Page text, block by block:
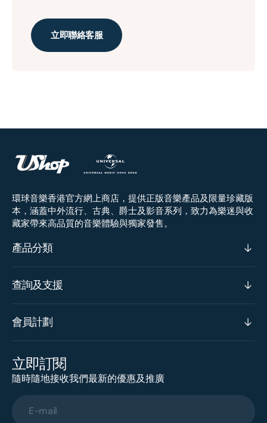
立即聯絡客服
環球音樂香港官方網上商店，提供正版音樂產品及限量珍藏版
本，涵蓋中外流行、古典、爵士及影音系列，致力為樂迷與收
藏家帶來高品質的音樂體驗與獨家發售。
產品分類
查詢及支援
會員計劃
立即訂閱
隨時隨地接收我們最新的優惠及推廣
E-mail